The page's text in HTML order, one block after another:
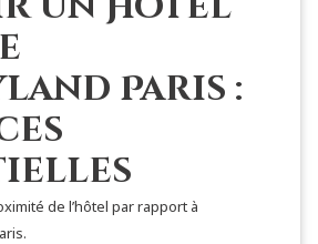
Paris :
de l’hôtel par rapport à